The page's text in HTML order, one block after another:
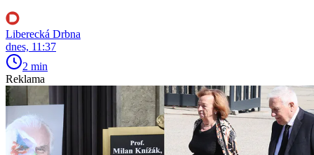
Liberecká Drbna
dnes, 11:37
2 min
Reklama